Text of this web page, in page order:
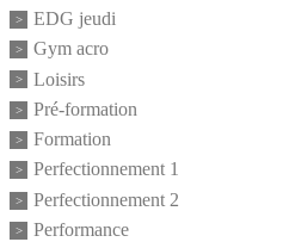
EDG jeudi
Gym acro
Loisirs
Pré-formation
Formation
Perfectionnement 1
Perfectionnement 2
Performance